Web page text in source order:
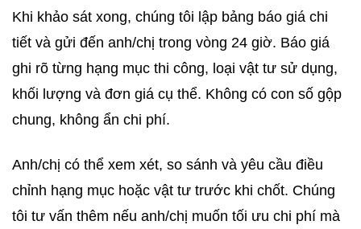
Khi khảo sát xong, chúng tôi lập bảng báo giá chi
tiết và gửi đến anh/chị trong vòng 24 giờ. Báo giá
ghi rõ từng hạng mục thi công, loại vật tư sử dụng,
khối lượng và đơn giá cụ thể. Không có con số gộp
chung, không ẩn chi phí.
Anh/chị có thể xem xét, so sánh và yêu cầu điều
chỉnh hạng mục hoặc vật tư trước khi chốt. Chúng
tôi tư vấn thêm nếu anh/chị muốn tối ưu chi phí mà